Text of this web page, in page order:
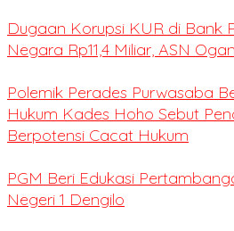
Dugaan Korupsi KUR di Bank
Negara Rp11,4 Miliar, ASN
Polemik Perades Purwasaba
Hukum Kades Hoho Sebut
Berpotensi Cacat Hukum
PGM Beri Edukasi
Negeri 1 Dengilo